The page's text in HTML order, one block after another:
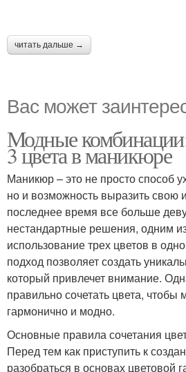
читать дальше →
Вас может
Модные комбинации:
3 цвета в маникюре
Маникюр – это не просто способ
но и возможность выразить свою
последнее время все больше
нестандартные решения, одним
использование трех цветов в
подход позволяет создать
который привлечет внимание.
правильно сочетать цвета,
гармонично и модно.
Основные правила сочетания
Перед тем как приступить к
разобраться в основах цветовой